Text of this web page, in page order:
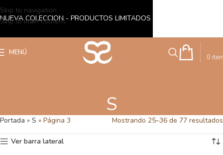
Skip to navigation
Skip to main content
MENÚ
0
S
Portada » S » Página 3 Mostrando 25–36 de 77 resultados
Ver barra lateral
NUEVA COLECCION - PRODUCTOS LIMITADOS